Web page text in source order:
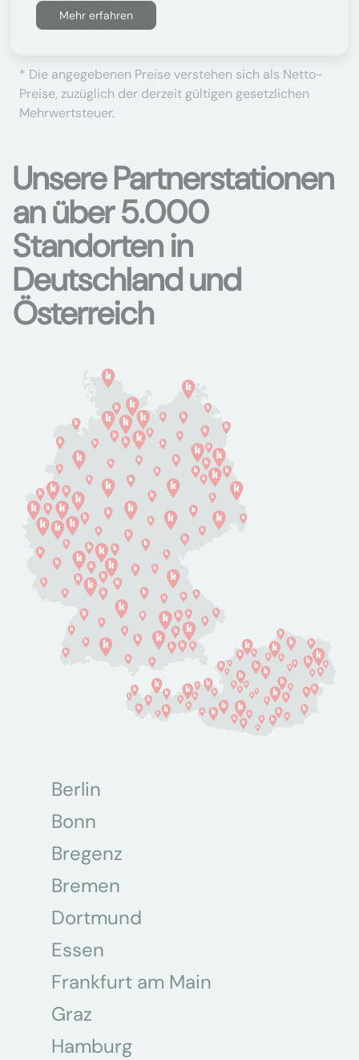
Mehr erfahren
* Die angegebenen Preise verstehen sich als Netto-
Preise, zuzüglich der derzeit gültigen gesetzlichen
Mehrwertsteuer.
Unsere Partnerstationen
an über 5.000
Standorten in
Deutschland und
Österreich
Berlin
Bonn
Bregenz
Bremen
Dortmund
Essen
Frankfurt am Main
Graz
Hamburg